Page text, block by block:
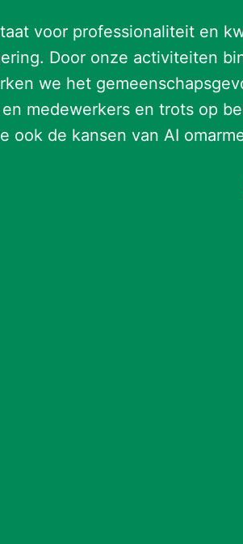
voor professionaliteit en
Door onze activiteiten
we het
medewerkers en trots op
ook de kansen van AI